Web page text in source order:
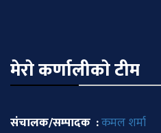
मेराे कर्णालीकाे टीम
संचालक/सम्पादक :कमल शर्मा